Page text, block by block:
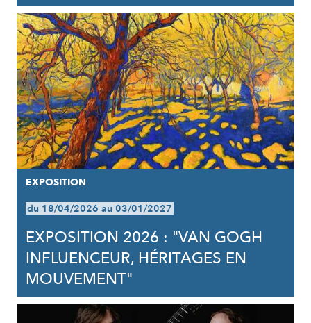
EXPOSITION
du 18/04/2026 au 03/01/2027
EXPOSITION 2026 : "VAN GOGH
INFLUENCEUR, HÉRITAGES EN
MOUVEMENT"